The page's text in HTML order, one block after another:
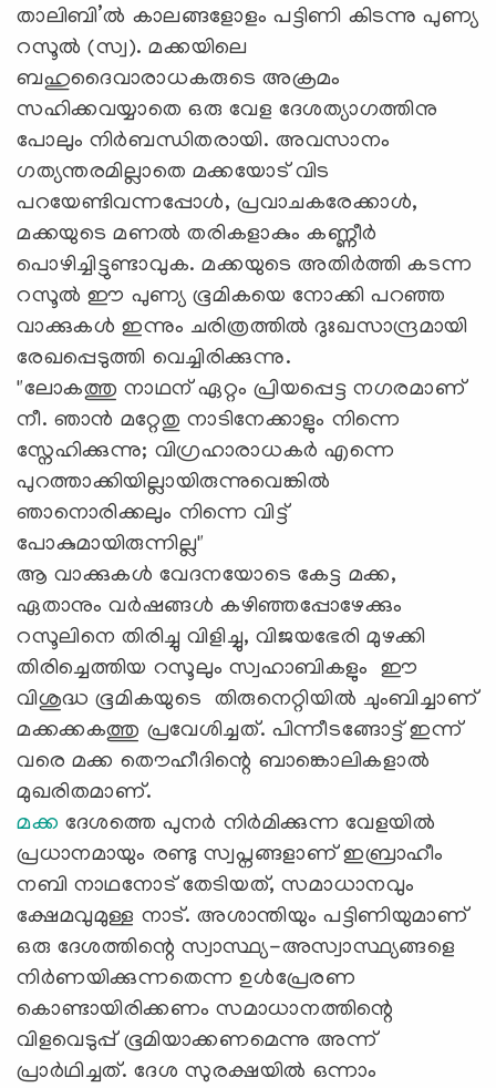
താലിബി’ൽ കാലങ്ങളോളം പട്ടിണി കിടന്നു പുണ്യ
റസൂൽ (സ്വ). മക്കയിലെ
ബഹുദൈവാരാധകരുടെ അക്രമം
സഹിക്കവയ്യാതെ ഒരു വേള ദേശത്യാഗത്തിനു
പോലും നിർബന്ധിതരായി. അവസാനം
ഗത്യന്തരമില്ലാതെ മക്കയോട് വിട
പറയേണ്ടിവന്നപ്പോള്‍, പ്രവാചകരേക്കാള്‍,
മക്കയുടെ മണൽ തരികളാകും കണ്ണീർ
പൊഴിച്ചിട്ടുണ്ടാവുക. മക്കയുടെ അതിർത്തി കടന്ന
റസൂൽ ഈ പുണ്യ ഭൂമികയെ നോക്കി പറഞ്ഞ
വാക്കുകൾ ഇന്നും ചരിത്രത്തിൽ ദുഃഖസാന്ദ്രമായി
രേഖപ്പെടുത്തി വെച്ചിരിക്കുന്നു.
"ലോകത്തു നാഥന് ഏറ്റം പ്രിയപ്പെട്ട നഗരമാണ്
നീ. ഞാൻ മറ്റേതു നാടിനേക്കാളും നിന്നെ
സ്നേഹിക്കുന്നു; വിഗ്രഹാരാധകർ എന്നെ
പുറത്താക്കിയില്ലായിരുന്നുവെങ്കിൽ
ഞാനൊരിക്കലും നിന്നെ വിട്ട്
പോകുമായിരുന്നില്ല"
ആ വാക്കുകള്‍ വേദനയോടെ കേട്ട മക്ക,
ഏതാനും വര്‍ഷങ്ങള്‍ കഴിഞ്ഞപ്പോഴേക്കും
റസൂലിനെ തിരിച്ചു വിളിച്ചു, വിജയഭേരി മുഴക്കി
തിരിച്ചെത്തിയ റസൂലും സ്വഹാബികളും ഈ
വിശുദ്ധ ഭൂമികയുടെ തിരുനെറ്റിയിൽ ചുംബിച്ചാണ്
മക്കക്കകത്തു പ്രവേശിച്ചത്. പിന്നീടങ്ങോട്ട് ഇന്ന്
വരെ മക്ക തൌഹീദിന്റെ ബാങ്കൊലികളാല്‍
മുഖരിതമാണ്.
മക്ക ദേശത്തെ പുനർ നിർമിക്കുന്ന വേളയിൽ
പ്രധാനമായും രണ്ടു സ്വപ്നങ്ങളാണ് ഇബ്രാഹീം
നബി നാഥനോട് തേടിയത്, സമാധാനവും
ക്ഷേമവുമുള്ള നാട്. അശാന്തിയും പട്ടിണിയുമാണ്
ഒരു ദേശത്തിന്റെ സ്വാസ്ഥ്യ-അസ്വാസ്ഥ്യങ്ങളെ
നിർണയിക്കുന്നതെന്ന ഉൾപ്രേരണ
കൊണ്ടായിരിക്കണം സമാധാനത്തിന്റെ
വിളവെടുപ്പ് ഭൂമിയാക്കണമെന്നു അന്ന്
പ്രാർഥിച്ചത്. ദേശ സുരക്ഷയിൽ ഒന്നാം